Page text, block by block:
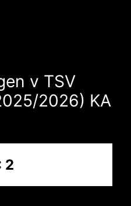
v TSV
2026) KA
2